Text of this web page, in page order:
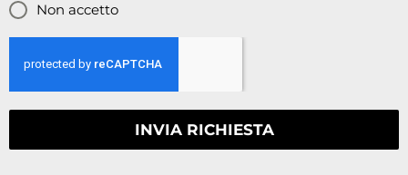
Non accetto
INVIA RICHIESTA